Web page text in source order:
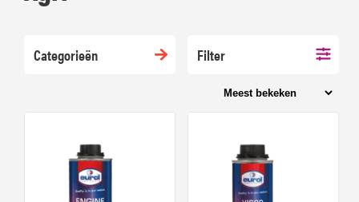
Categorieën Filter